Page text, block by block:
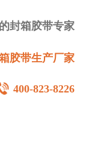
封箱胶带专家
胶带生产厂家
400-823-8226